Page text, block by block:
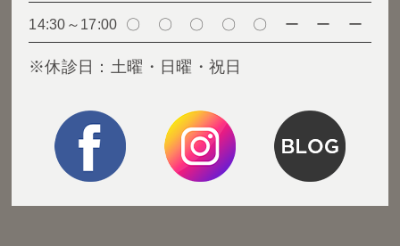
14:30～17:00 〇 〇 〇 〇 〇 ー ー ー
※休診日：土曜・日曜・祝日